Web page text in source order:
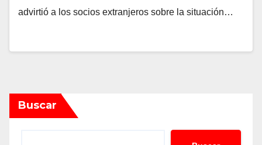
advirtió a los socios extranjeros sobre la situación…
Buscar